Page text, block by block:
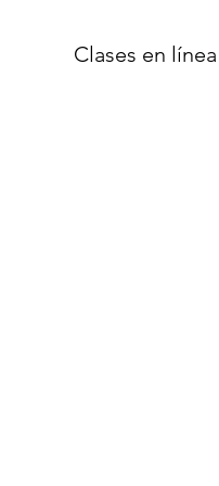
Clases en línea